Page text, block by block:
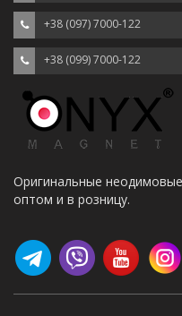
+38 (097) 7000-122
+38 (099) 7000-122
Оригинальные
оптом и в розницу.